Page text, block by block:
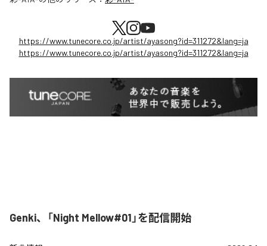
https://www.tunecore.co.jp/artist/ayasong?id=311272&lang=ja
https://www.tunecore.co.jp/artist/ayasong?id=311272&lang=ja
Genki、「Night Mellow#01」を配信開始